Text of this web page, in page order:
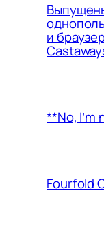
и
**No, I’m
Fourfold